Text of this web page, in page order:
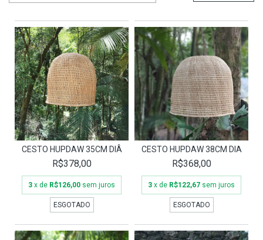
CESTO HUPDAW 35CM DIÂ
R$378,00
3 x de R$126,00 sem juros
ESGOTADO
CESTO HUPDAW 38CM DIA
R$368,00
3 x de R$122,67 sem juros
ESGOTADO